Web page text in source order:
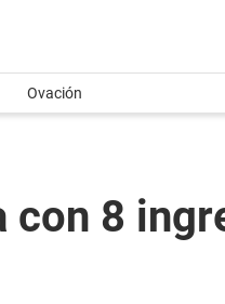
Ovación
con 8